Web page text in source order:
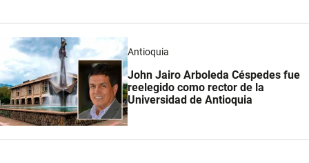
Antioquia
John Jairo Arboleda Céspedes fue
reelegido como rector de la
Universidad de Antioquia